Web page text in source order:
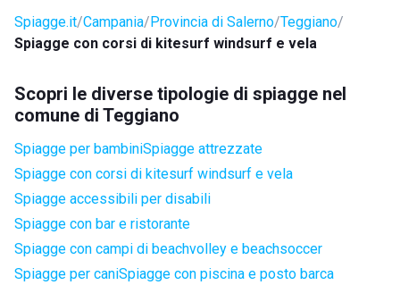
Spiagge.it Campania Provincia di Salerno Teggiano
Spiagge con corsi di kitesurf windsurf e vela
Scopri le diverse tipologie di spiagge nel
comune di Teggiano
Spiagge per bambiniSpiagge attrezzate
Spiagge con corsi di kitesurf windsurf e vela
Spiagge accessibili per disabili
Spiagge con bar e ristorante
Spiagge con campi di beachvolley e beachsoccer
Spiagge per caniSpiagge con piscina e posto barca